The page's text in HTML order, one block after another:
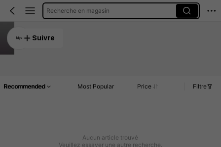
Recherche en magasin
Suivre
Recommended Most Popular Price Filtre
Aucun article trouvé
Veuillez essayer une autre recherche.